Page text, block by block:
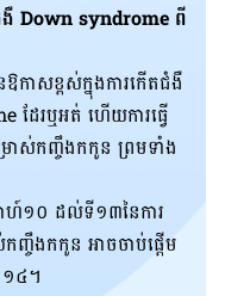
ជំងឺ Down syndrome ពី​
ឱកាស​ខ្ពស់​ក្នុង​ការ​កើត​ជំងឺ​
ែរ​ឬ​អត់ ហើយ​ការ​ធ្វើ​
ាស់កញ្ចឹងកកូន​ ព្រម​ទាំង​
តាហ៍​១០ ដល់​ទី​១៣​នៃ​ការ​
ចឹងកកូន​ អាច​ចាប់ផ្តើម​
១៤។